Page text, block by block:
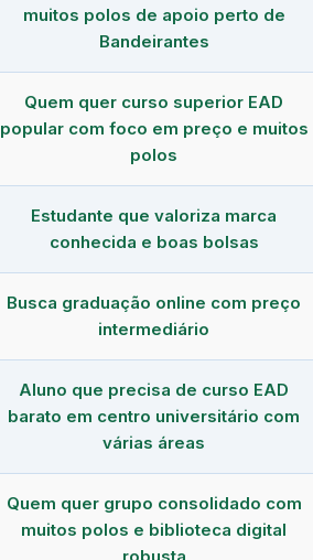
muitos polos de apoio perto de
Bandeirantes
Quem quer curso superior EAD
popular com foco em preço e muitos
polos
Estudante que valoriza marca
conhecida e boas bolsas
Busca graduação online com preço
intermediário
Aluno que precisa de curso EAD
barato em centro universitário com
várias áreas
Quem quer grupo consolidado com
muitos polos e biblioteca digital